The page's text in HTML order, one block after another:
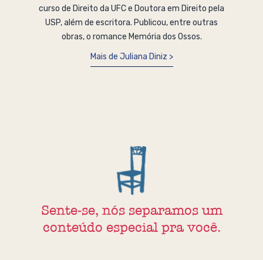
curso de Direito da UFC e Doutora em Direito pela
USP, além de escritora. Publicou, entre outras
obras, o romance Memória dos Ossos.
Mais de Juliana Diniz
Sente-se, nós separamos um
conteúdo especial pra você.